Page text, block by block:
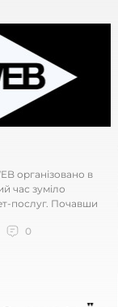
організовано в
час зуміло
послуг. Почавши
0